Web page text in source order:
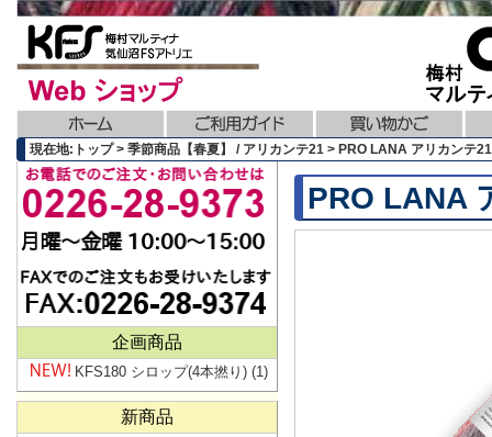
現在地:トップ > 季節商品【春夏】 / アリカンテ21 > PRO LANA アリカンテ
PRO LANA
企画商品
KFS180 シロップ(4本撚り) (1)
新商品